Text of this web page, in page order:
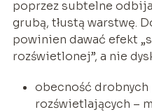
poprzez subtelne
grubą, tłustą warstwę.
powinien dawać efekt
rozświetlonej”, a nie
obecność
rozświetlających –